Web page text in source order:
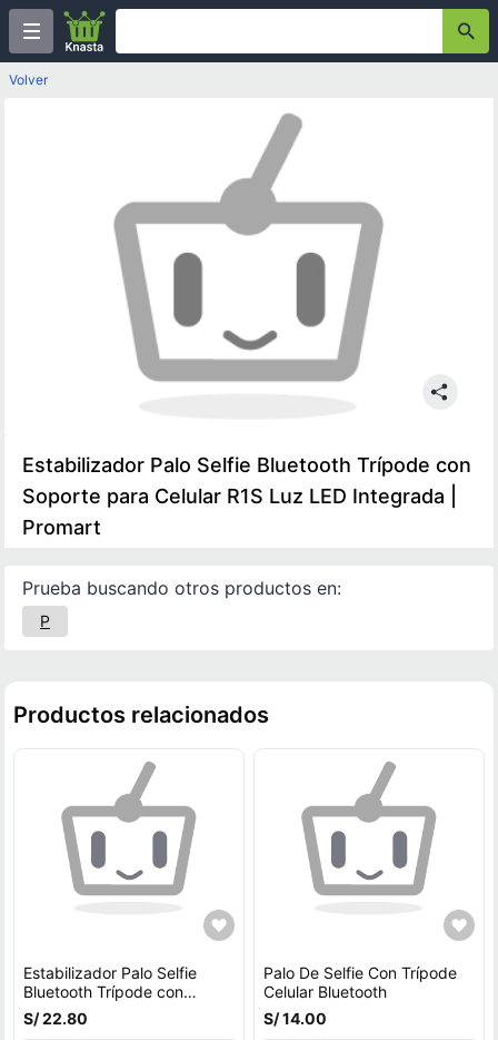
Volver
Estabilizador Palo Selfie Bluetooth Trípode con
Soporte para Celular R1S Luz LED Integrada |
Promart
Prueba buscando otros productos en:
P
Productos relacionados
Estabilizador Palo Selfie
Bluetooth Trípode con
Soporte para Celular R1S
Luz LED Integrada
S/ 22.80
Palo De Selfie Con Trípode
Celular Bluetooth
S/ 14.00